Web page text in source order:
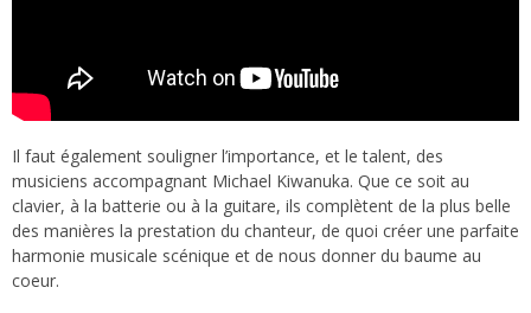
Il faut également souligner l’importance, et le talent, des
musiciens accompagnant Michael Kiwanuka. Que ce soit au
clavier, à la batterie ou à la guitare, ils complètent de la plus belle
des manières la prestation du chanteur, de quoi créer une parfaite
harmonie musicale scénique et de nous donner du baume au
coeur.